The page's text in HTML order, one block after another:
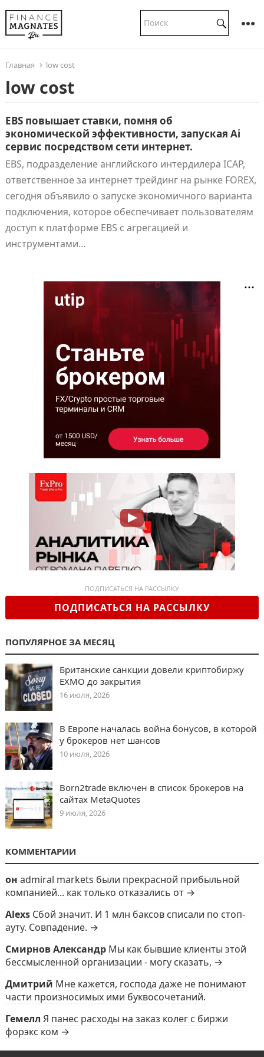
Главная low cost
low cost
EBS повышает ставки, помня об
экономической эффективности, запуская Аi
сервис посредством сети интернет.
EBS, подразделение английского интердилера ICAP,
ответственное за интернет трейдинг на рынке FOREX,
сегодня объявило о запуске экономичного варианта
подключения, которое обеспечивает пользователям
доступ к платформе EBS с агрегацией и
инструментами…
ПОДПИСАТЬСЯ НА РАССЫЛКУ
ПОДПИСАТЬСЯ НА РАССЫЛКУ
ПОПУЛЯРНОЕ ЗА МЕСЯЦ
Британские санкции довели криптобиржу
EXMO до закрытия
16 июля, 2026
В Европе началась война бонусов, в которой
у брокеров нет шансов
10 июля, 2026
Born2trade включен в список брокеров на
сайтах MetaQuotes
9 июля, 2026
КОММЕНТАРИИ
он admiral markets были прекрасной прибыльной
компанией... как только отказались от →
Alexs Сбой значит. И 1 млн баксов списали по стоп-
ауту. Совпадение. →
Смирнов Александр Мы как бывшие клиенты этой
бессмысленной организации - могу сказать, →
Дмитрий Мне кажется, господа даже не понимают
части произносимых ими буквосочетаний.
Гемелл Я панес расходы на заказ колег с биржи
форэкс ком →